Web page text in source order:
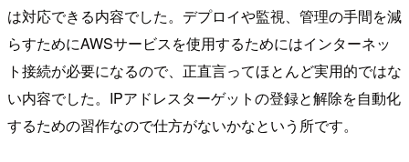
は対応できる内容でした。デプロイや監視、管理の手間を減
らすためにAWSサービスを使用するためにはインターネッ
ト接続が必要になるので、正直言ってほとんど実用的ではな
い内容でした。IPアドレスターゲットの登録と解除を自動化
するための習作なので仕方がないかなという所です。